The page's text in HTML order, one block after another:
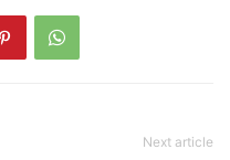
Next article